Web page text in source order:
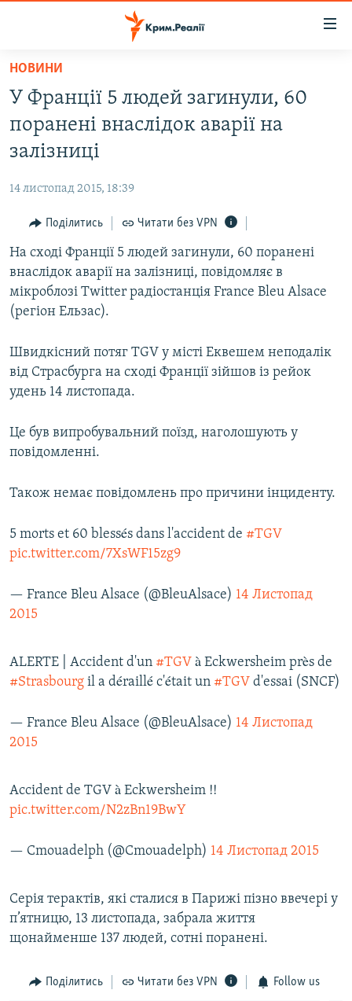
Перейти
основного
матеріалу
Перейти
до
основної
Перейти
пошуку
ВОДА.КРИМ
ВІДЕО ТА ФОТО
БЛОГИ
ПОГЛЯД
ІНТЕРВ'Ю
ВСЕ ЗА ДЕНЬ
СПЕЦПРОЕКТИ
ВІДЕОУРОКИ «ELIFBE»
СВІДЧЕННЯ ОКУПАЦІЇ
УКРАЇНСЬКА ПРОБЛЕМА КРИМУ
ІНФОГРАФІКА
Русский
ДОЛУЧАЙСЯ!
Усі сайти RFE/RL
НОВИНИ
У Франції 5 людей загинули, 60
поранені внаслідок аварії на
залізниці
14 листопад 2015, 18:39
Поділитись Читати без VPN
На сході Франції 5 людей загинули, 60 поранені
внаслідок аварії на залізниці, повідомляє в
мікроблозі Twitter радіостанція France Bleu Alsace
(регіон Ельзас).
Швидкісний потяг TGV у місті Еквешем неподалік
від Страсбурга на сході Франції зійшов із рейок
удень 14 листопада.
Це був випробувальний поїзд, наголошують у
повідомленні.
Також немає повідомлень про причини інциденту.
5 morts et 60 blessés dans l'accident de #TGV
pic.twitter.com/7XsWF15zg9
— France Bleu Alsace (@BleuAlsace) 14 Листопад
2015
ALERTE | Accident d'un #TGV à Eckwersheim près de
#Strasbourg il a déraillé c'était un #TGV d'essai (SNCF)
— France Bleu Alsace (@BleuAlsace) 14 Листопад
2015
Accident de TGV à Eckwersheim !!
pic.twitter.com/N2zBn19BwY
— Cmouadelph (@Cmouadelph) 14 Листопад 2015
Серія терактів, які сталися в Парижі пізно ввечері у
п’ятницю, 13 листопада, забрала життя
щонайменше 137 людей, сотні поранені.
Поділитись Читати без VPN Follow us